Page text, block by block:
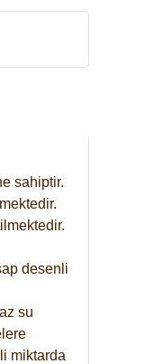
sahiptir.
desenli
su
miktarda